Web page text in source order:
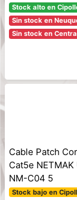
Stock alto en
Sin stock en
Sin stock en
Cable Patch
Cat5e NETMAK
NM-C04 5
Stock bajo en